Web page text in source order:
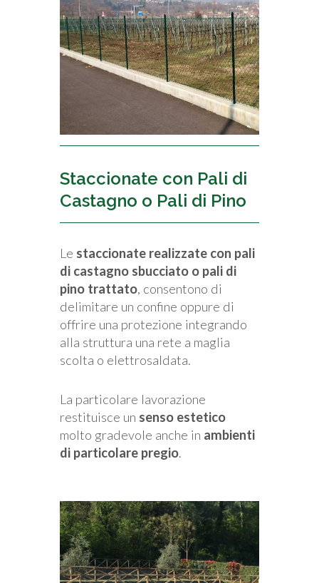
Staccionate con Pali di
Castagno o Pali di Pino
Le staccionate realizzate con pali
di castagno sbucciato o pali di
pino trattato, consentono di
delimitare un confine oppure di
offrire una protezione integrando
alla struttura una rete a maglia
scolta o elettrosaldata.
La particolare lavorazione
restituisce un senso estetico
molto gradevole anche in ambienti
di particolare pregio.